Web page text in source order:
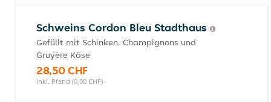
Schweins Cordon Bleu Stadthaus
Gefüllt mit Schinken, Champignons und
Gruyère Käse
28,50 CHF
inkl. Pfand (0,00 CHF)